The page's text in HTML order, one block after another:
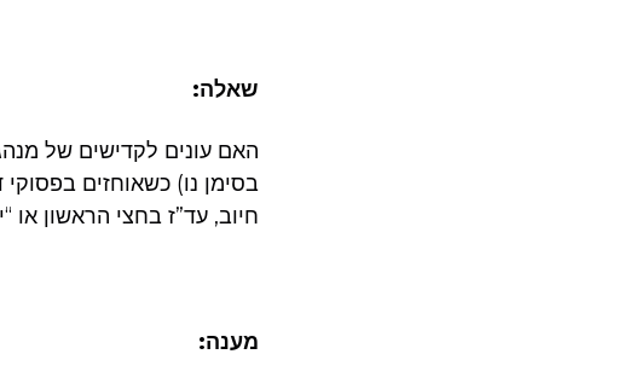
שאלה:
האם עונים לקדישים של
בסימן נו) כשאוחזים
חיוב, עד”ז בחצי הראשון או
מענה: